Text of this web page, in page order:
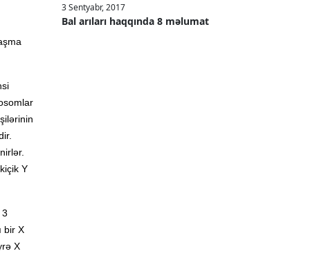
Y
bir X
X
3 Sentyabr, 2017
Bal arıları haqqında 8 məlumat